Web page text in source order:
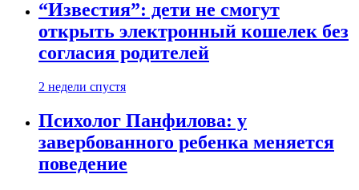
“Известия”: дети не смогут
открыть электронный кошелек без
согласия родителей
2 недели спустя
Психолог Панфилова: у
завербованного ребенка меняется
поведение